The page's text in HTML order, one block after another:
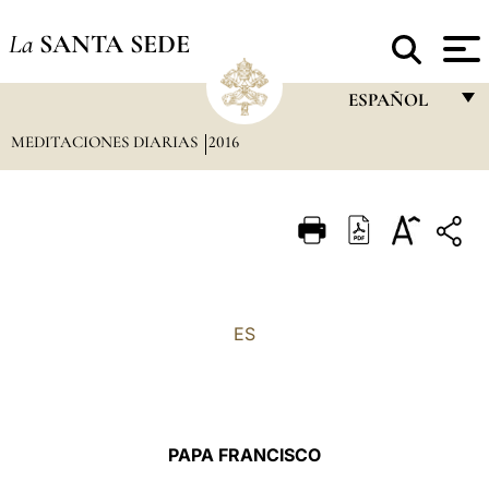
La SANTA SEDE
ESPAÑOL
ITALIANO
MEDITACIONES DIARIAS 2016
ES
PAPA FRANCISCO